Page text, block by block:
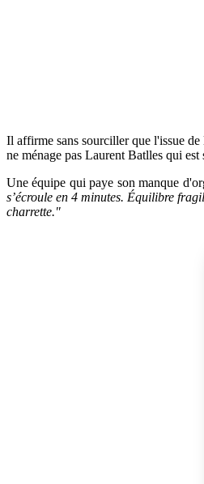
Il affirme sans sourciller que l'issue
ne ménage pas Laurent Batlles qui
Une équipe qui paye son manque
s’écroule en 4 minutes. Équilibre
charrette."